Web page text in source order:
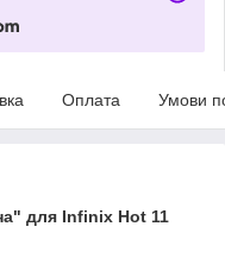
Оплата Умови
для Infinix Hot 11